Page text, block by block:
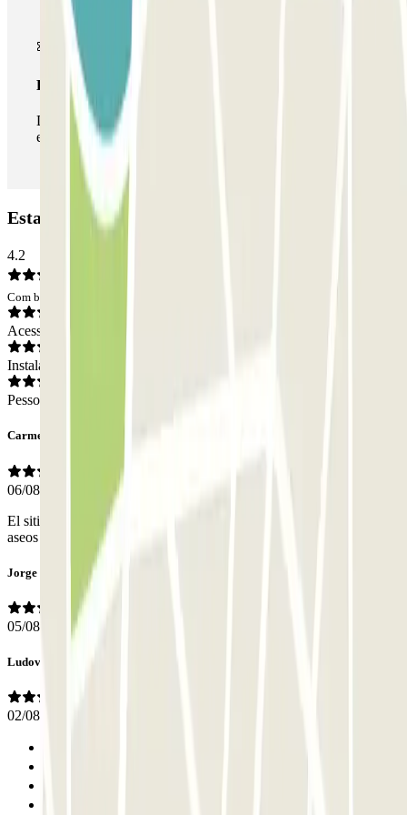
Passe ilimitado
Durante a sua estadia, pode entrar e sair do parque de
estacionamento as vezes que quiser.
Estacionamento NN Espronceda: Opiniões
4.2
Com base em 618 opiniões
Acesso
Instalações
Pessoal
Carmen
06/08/2026
El sitio bien pero en la garita no había nadie para informar y los
aseos cerrados
Jorge
05/08/2026
Ludovic
02/08/2026